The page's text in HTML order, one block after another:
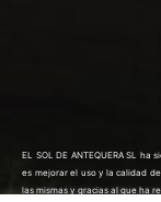
EL SOL DE ANTEQUERA SL
es mejorar el uso y la calidad
las mismas y gracias al que ha